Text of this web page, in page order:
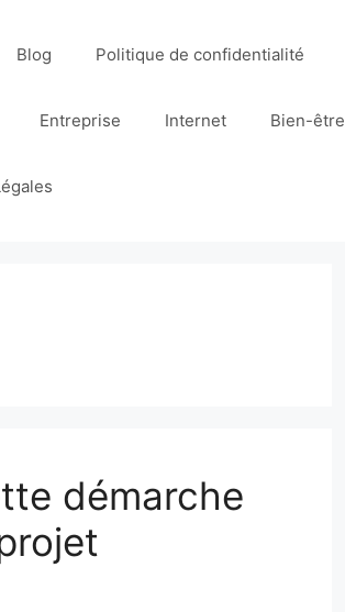
Blog Politique de confidentialité
Entreprise Internet Bien-être
démarche